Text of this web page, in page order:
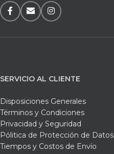
SERVICIO AL CLIENTE
Disposiciones Generales
Términos y Condiciones
Privacidad y Seguridad
Pólitica de Protección de Datos
Tiempos y Costos de Envío